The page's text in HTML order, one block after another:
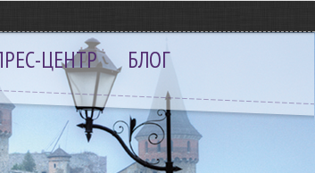
ЦЕНТР БЛОГ